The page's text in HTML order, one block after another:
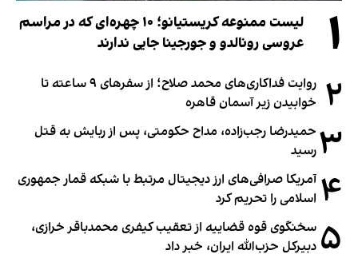
۱
لیست ممنوعه کریستیانو؛ ۱۰ چهره‌ای که در مراسم
عروسی رونالدو و جورجینا جایی ندارند
۲
روایت فداکاری‌های محمد صلاح؛ از سفرهای ۹ ساعته تا
خوابیدن زیر آسمان قاهره
۳ حمیدرضا رجب‌زاده، مداح حکومتی، پس از ربایش به قتل
رسید
۴ آمریکا صرافی‌های ارز دیجیتال مرتبط با شبکه قمار جمهوری
اسلامی را تحریم کرد
۵ سخنگوی قوه قضاییه از تعقیب کیفری محمدباقر خرازی،
دبیر‌کل حزب‌الله ایران، خبر داد